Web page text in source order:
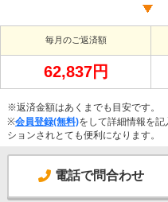
毎月のご返済額
62,837円
※返済金額はあくまでも目安です。
※会員登録(無料)をして詳細情報を
ションされとても便利になります。
電話で問合わせ